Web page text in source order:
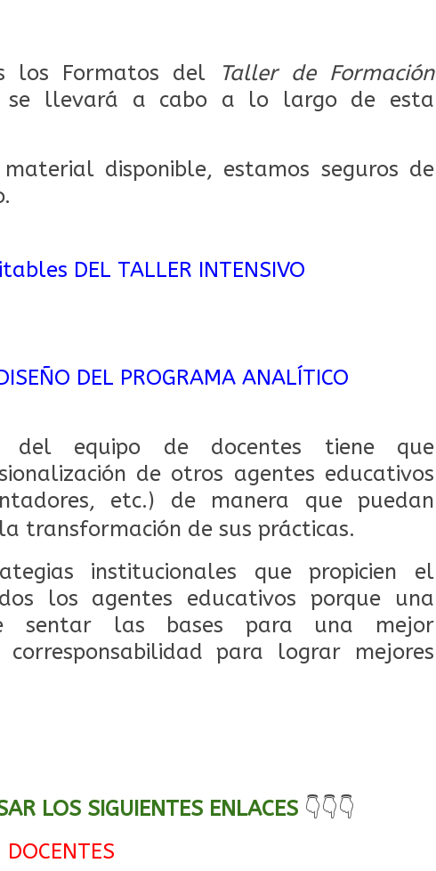
los Formatos del
Taller de Formación
llevará a cabo a lo largo de esta
disponible, estamos seguros de
DEL TALLER INTENSIVO
DEL PROGRAMA ANALÍTICO
del equipo de docentes tiene que
de otros agentes educativos
etc.) de manera que puedan
transformación de sus prácticas.
institucionales que propicien el
los agentes educativos porque una
sentar las bases para una mejor
corresponsabilidad para lograr mejores
LOS SIGUIENTES ENLACES 👇👇👇
DOCENTES